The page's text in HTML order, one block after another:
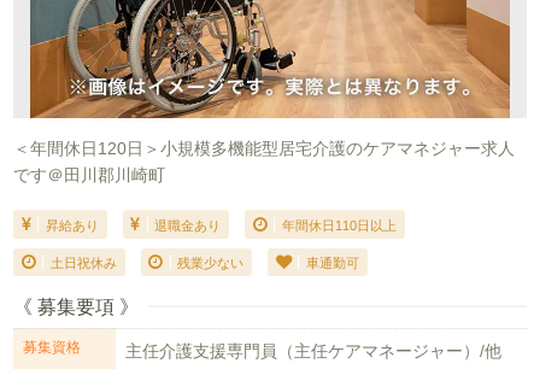
＜年間休日120日＞小規模多機能型居宅介護のケアマネジャー求人
です＠田川郡川崎町
昇給あり 退職金あり 年間休日110日以上
土日祝休み 残業少ない 車通勤可
《 募集要項 》
募集資格 主任介護支援専門員（主任ケアマネージャー）/他